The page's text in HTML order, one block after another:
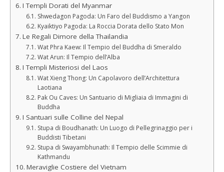
I Templi Dorati del Myanmar
Shwedagon Pagoda: Un Faro del Buddismo a Yangon
Kyaiktiyo Pagoda: La Roccia Dorata dello Stato Mon
Le Regali Dimore della Thailandia
Wat Phra Kaew: Il Tempio del Buddha di Smeraldo
Wat Arun: Il Tempio dell’Alba
I Templi Misteriosi del Laos
Wat Xieng Thong: Un Capolavoro dell’Architettura
Laotiana
Pak Ou Caves: Un Santuario di Migliaia di Immagini di
Buddha
I Santuari sulle Colline del Nepal
Stupa di Boudhanath: Un Luogo di Pellegrinaggio per i
Buddisti Tibetani
Stupa di Swayambhunath: Il Tempio delle Scimmie di
Kathmandu
Meraviglie Costiere del Vietnam